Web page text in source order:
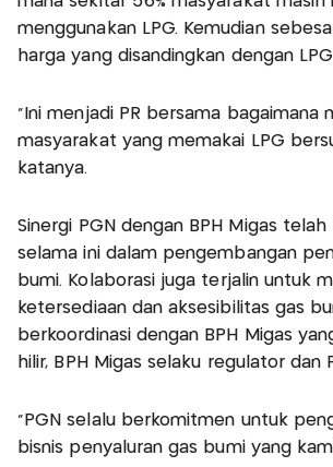
menggunakan LPG. Kemudian
harga yang disandingkan dengan
"Ini menjadi PR bersama bagaimana
masyarakat yang memakai LPG
katanya.
Sinergi PGN dengan BPH Migas
selama ini dalam pengembangan
bumi. Kolaborasi juga terjalin untuk
ketersediaan dan aksesibilitas gas
berkoordinasi dengan BPH Migas
hilir, BPH Migas selaku regulator dan
“PGN selalu berkomitmen untuk
bisnis penyaluran gas bumi yang